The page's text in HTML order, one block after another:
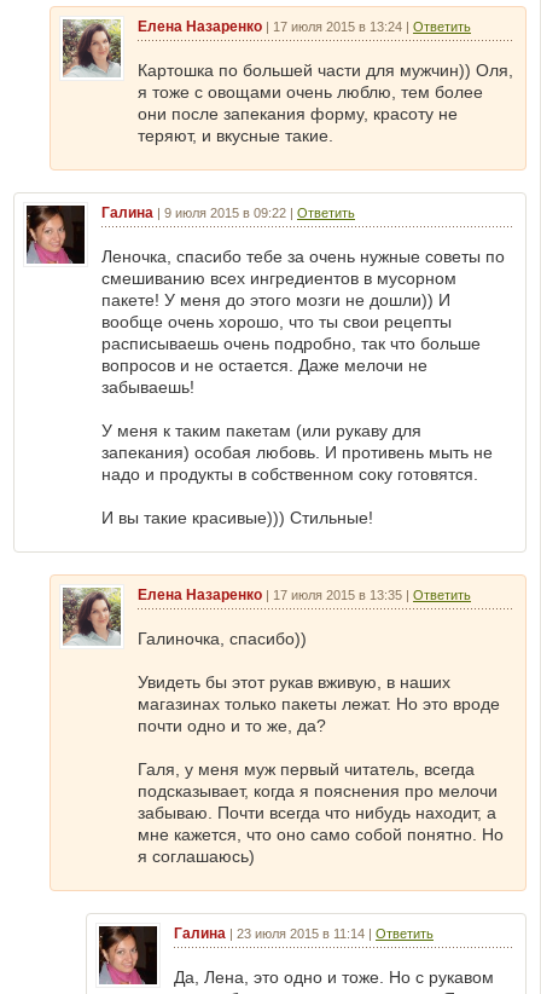
Елена Назаренко | 17 июля 2015 в 13:24 | Ответить
Картошка по большей части для мужчин)) Оля,
я тоже с овощами очень люблю, тем более
они после запекания форму, красоту не
теряют, и вкусные такие.
Галина | 9 июля 2015 в 09:22 | Ответить
Леночка, спасибо тебе за очень нужные советы по
смешиванию всех ингредиентов в мусорном
пакете! У меня до этого мозги не дошли)) И
вообще очень хорошо, что ты свои рецепты
расписываешь очень подробно, так что больше
вопросов и не остается. Даже мелочи не
забываешь!
У меня к таким пакетам (или рукаву для
запекания) особая любовь. И противень мыть не
надо и продукты в собственном соку готовятся.
И вы такие красивые))) Стильные!
Елена Назаренко | 17 июля 2015 в 13:35 | Ответить
Галиночка, спасибо))
Увидеть бы этот рукав вживую, в наших
магазинах только пакеты лежат. Но это вроде
почти одно и то же, да?
Галя, у меня муж первый читатель, всегда
подсказывает, когда я пояснения про мелочи
забываю. Почти всегда что нибудь находит, а
мне кажется, что оно само собой понятно. Но
я соглашаюсь)
Галина | 23 июля 2015 в 11:14 | Ответить
Да, Лена, это одно и тоже. Но с рукавом